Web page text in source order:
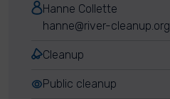
Hanne Collette
hanne@river-cleanup.org
Cleanup
Public cleanup